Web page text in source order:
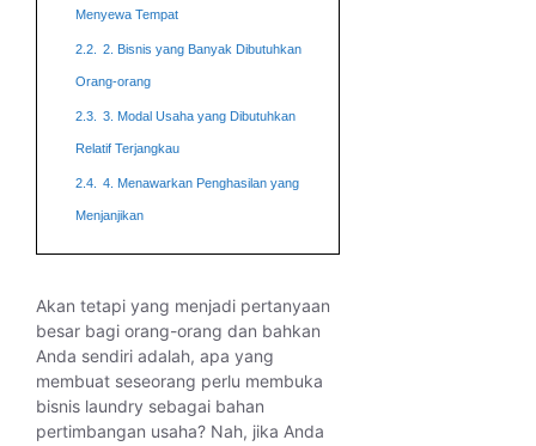
Menyewa Tempat
2.2. 2. Bisnis yang Banyak Dibutuhkan
Orang-orang
2.3. 3. Modal Usaha yang Dibutuhkan
Relatif Terjangkau
2.4. 4. Menawarkan Penghasilan yang
Menjanjikan
Akan tetapi yang menjadi pertanyaan
besar bagi orang-orang dan bahkan
Anda sendiri adalah, apa yang
membuat seseorang perlu membuka
bisnis laundry sebagai bahan
pertimbangan usaha? Nah, jika Anda